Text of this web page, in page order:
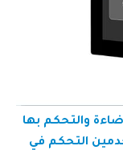
والتحكم بها
التحكم في